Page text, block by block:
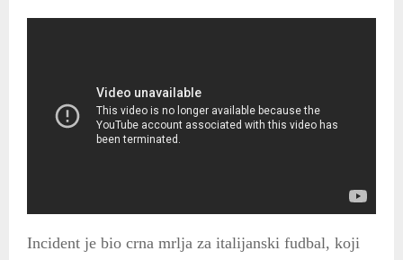
Incident je bio crna mrlja za italijanski fudbal, koji